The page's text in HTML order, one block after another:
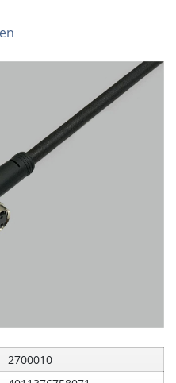
2700010